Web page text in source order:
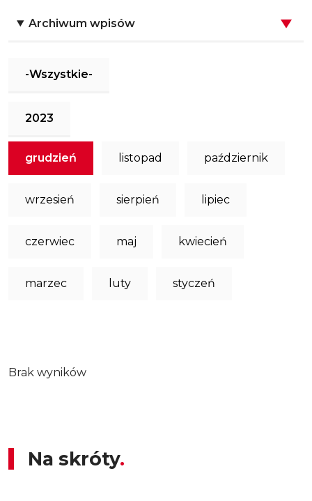
Archiwum wpisów
-Wszystkie-
2023
grudzień listopad październik
wrzesień sierpień lipiec
czerwiec maj kwiecień
marzec luty styczeń
Brak wyników
Na skróty